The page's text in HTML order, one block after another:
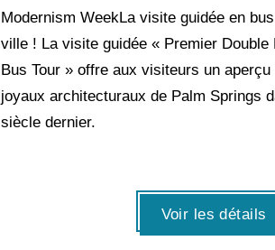
Modernism WeekLa visite guidée en
ville ! La visite guidée « Premier Double
Bus Tour » offre aux visiteurs un
joyaux architecturaux de Palm Springs
siècle dernier.
Voir les détails